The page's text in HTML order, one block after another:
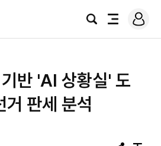
검
전
로
그
반 'AI 상황실' 도
판세 분석